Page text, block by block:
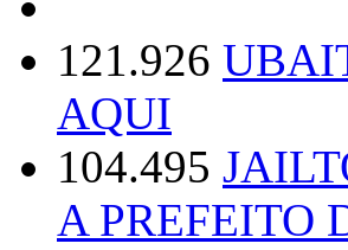
121.926
AQUI
104.495
A PREFEITO